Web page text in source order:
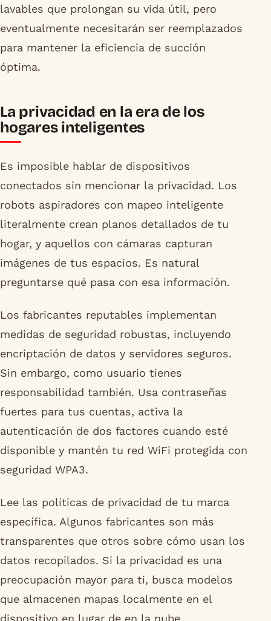
lavables que prolongan su vida útil, pero
eventualmente necesitarán ser reemplazados
para mantener la eficiencia de succión
óptima.
La privacidad en la era de los
hogares inteligentes
Es imposible hablar de dispositivos
conectados sin mencionar la privacidad. Los
robots aspiradores con mapeo inteligente
literalmente crean planos detallados de tu
hogar, y aquellos con cámaras capturan
imágenes de tus espacios. Es natural
preguntarse qué pasa con esa información.
Los fabricantes reputables implementan
medidas de seguridad robustas, incluyendo
encriptación de datos y servidores seguros.
Sin embargo, como usuario tienes
responsabilidad también. Usa contraseñas
fuertes para tus cuentas, activa la
autenticación de dos factores cuando esté
disponible y mantén tu red WiFi protegida con
seguridad WPA3.
Lee las políticas de privacidad de tu marca
específica. Algunos fabricantes son más
transparentes que otros sobre cómo usan los
datos recopilados. Si la privacidad es una
preocupación mayor para ti, busca modelos
que almacenen mapas localmente en el